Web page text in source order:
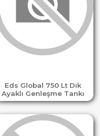
Eds Global 750 Lt Dik
Ayaklı Genleşme Tankı